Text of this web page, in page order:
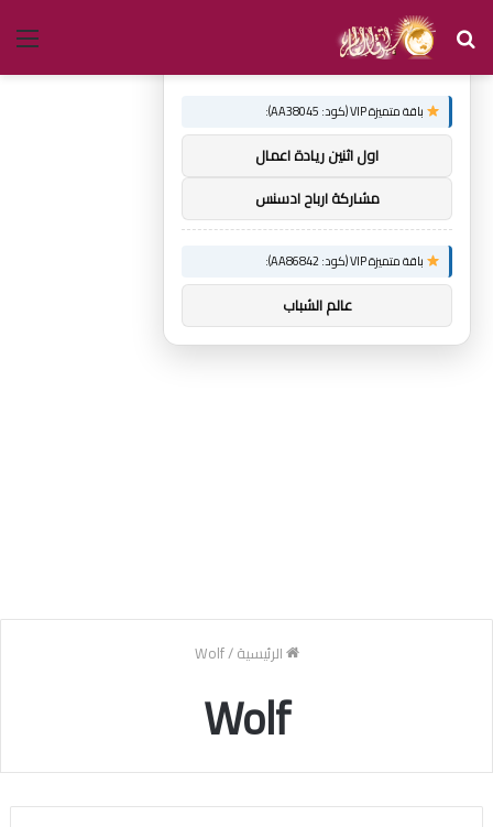
بحث
عن
الرئيسية/
Wolf
Wolf
توصيات :
باقة متميزة VIP (كود: AA38045):
اول اثنين ريادة اعمال
مشاركة ارباح ادسنس
باقة متميزة VIP (كود: AA86842):
عالم الشباب